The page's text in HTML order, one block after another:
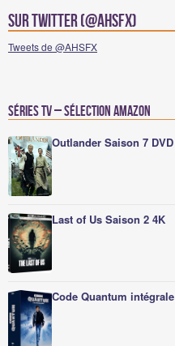
Sur Twitter (@AHSFX)
Tweets de @AHSFX
Séries TV – Sélection Amazon
Outlander Saison 7 DVD
Last of Us Saison 2 4K
Code Quantum